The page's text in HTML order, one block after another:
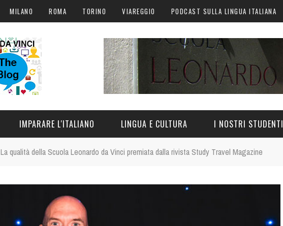
MILANO ROMA TORINO VIAREGGIO PODCAST SULLA LINGUA ITALIANA
IMPARARE L'ITALIANO LINGUA E CULTURA I NOSTRI STUDENTI
La qualità della Scuola Leonardo da Vinci premiata dalla rivista Study Travel Magazine